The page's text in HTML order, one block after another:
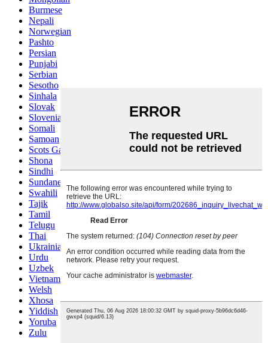
Burmese
Nepali
Norwegian
Pashto
Persian
Punjabi
Serbian
Sesotho
Sinhala
Slovak
Slovenian
Somali
Samoan
Scots Gaelic
Shona
Sindhi
Sundanese
Swahili
Tajik
Tamil
Telugu
Thai
Ukrainian
Urdu
Uzbek
Vietnamese
Welsh
Xhosa
Yiddish
Yoruba
Zulu